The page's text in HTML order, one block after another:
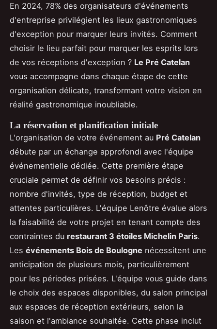
En 2024, 78% des organisateurs d'événements
d'entreprise privilégient les lieux gastronomiques
d'exception pour marquer leurs invités. Comment
choisir le lieu parfait pour marquer les esprits lors
de vos réceptions d'exception ? Le Pré Catelan
vous accompagne dans chaque étape de cette
organisation délicate, transformant votre vision en
réalité gastronomique inoubliable.
La réservation et planification initiale
L'organisation de votre événement au Pré Catelan
débute par un échange approfondi avec l'équipe
événementielle dédiée. Cette première étape
cruciale permet de définir vos besoins précis :
nombre d'invités, type de réception, budget et
attentes particulières. L'équipe Lenôtre évalue alors
la faisabilité de votre projet en tenant compte des
contraintes du restaurant 3 étoiles Michelin Paris.
Les événements Bois de Boulogne nécessitent une
anticipation de plusieurs mois, particulièrement
pour les périodes prisées. L'équipe vous guide dans
le choix des espaces disponibles, du salon principal
aux espaces de réception extérieurs, selon la
saison et l'ambiance souhaitée. Cette phase inclut